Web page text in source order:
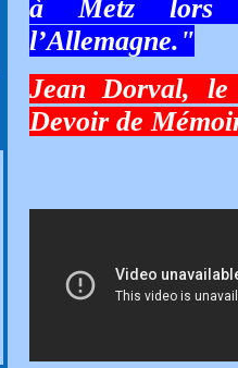
à Metz lors
l’Allemagne."
Jean Dorval,
Devoir de